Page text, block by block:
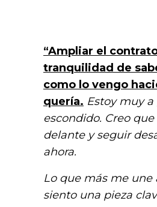
“Ampliar el
tranquilidad de
como lo vengo
quería. Estoy muy
escondido. Creo
delante y seguir
ahora.
Lo que más me
siento una pieza